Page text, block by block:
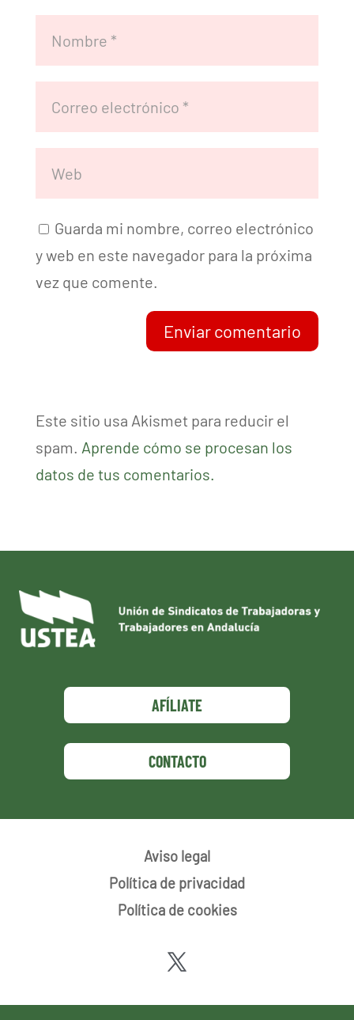
Guarda mi nombre, correo electrónico
y web en este navegador para la próxima
vez que comente.
Enviar comentario
Este sitio usa Akismet para reducir el
spam. Aprende cómo se procesan los
datos de tus comentarios.
AFÍLIATE
CONTACTO
Aviso legal
Política de privacidad
Política de cookies